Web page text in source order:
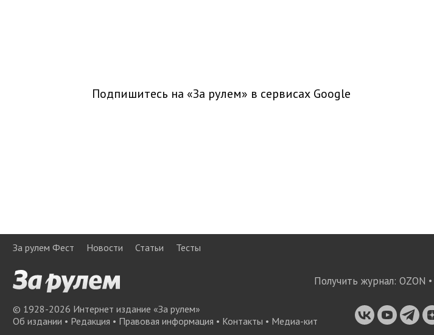
Подпишитесь на «За рулем» в сервисах Google
За рулем Фест Новости Статьи Тесты
Получить журнал: OZON •
© 1928-2026 Интернет издание «За рулем»
Об издании • Редакция • Правовая информация • Контакты • Медиа-кит